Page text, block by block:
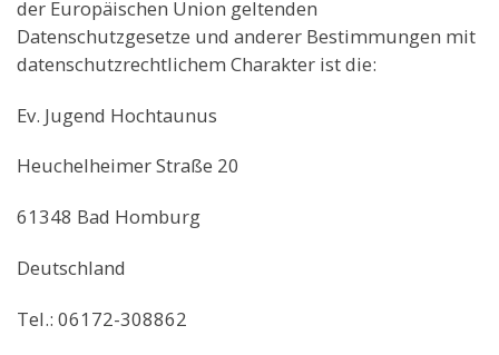
der Europäischen Union geltenden
Datenschutzgesetze und anderer Bestimmungen mit
datenschutzrechtlichem Charakter ist die:
Ev. Jugend Hochtaunus
Heuchelheimer Straße 20
61348 Bad Homburg
Deutschland
Tel.: 06172-308862